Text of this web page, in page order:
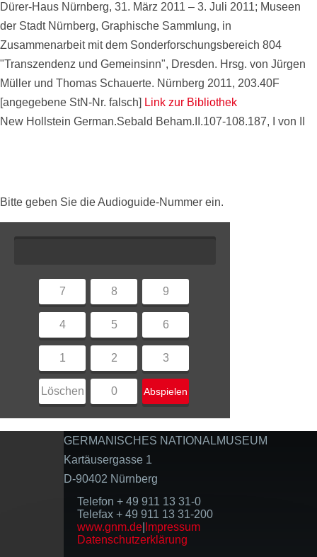
Dürer-Haus Nürnberg, 31. März 2011 – 3. Juli 2011; Museen
der Stadt Nürnberg, Graphische Sammlung, in
Zusammenarbeit mit dem Sonderforschungsbereich 804
"Transzendenz und Gemeinsinn", Dresden. Hrsg. von Jürgen
Müller und Thomas Schauerte. Nürnberg 2011, 203.40F
[angegebene StN-Nr. falsch] Link zur Bibliothek
New Hollstein German.Sebald Beham.II.107-108.187, I von II
Bitte geben Sie die Audioguide-Nummer ein.
7 8 9
4 5 6
1 2 3
Löschen 0 Abspielen
GERMANISCHES NATIONALMUSEUM
Kartäusergasse 1
D-90402 Nürnberg
Telefon + 49 911 13 31-0
Telefax + 49 911 13 31-200
www.gnm.de Impressum
Datenschutzerklärung